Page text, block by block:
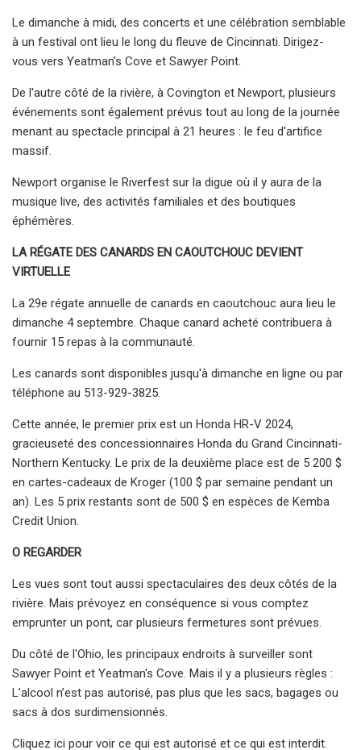
Le dimanche à midi, des concerts et une célébration semblable
à un festival ont lieu le long du fleuve de Cincinnati. Dirigez-
vous vers Yeatman's Cove et Sawyer Point.
De l'autre côté de la rivière, à Covington et Newport, plusieurs
événements sont également prévus tout au long de la journée
menant au spectacle principal à 21 heures : le feu d'artifice
massif.
Newport organise le Riverfest sur la digue où il y aura de la
musique live, des activités familiales et des boutiques
éphémères.
LA RÉGATE DES CANARDS EN CAOUTCHOUC DEVIENT
VIRTUELLE
La 29e régate annuelle de canards en caoutchouc aura lieu le
dimanche 4 septembre. Chaque canard acheté contribuera à
fournir 15 repas à la communauté.
Les canards sont disponibles jusqu'à dimanche en ligne ou par
téléphone au 513-929-3825.
Cette année, le premier prix est un Honda HR-V 2024,
gracieuseté des concessionnaires Honda du Grand Cincinnati-
Northern Kentucky. Le prix de la deuxième place est de 5 200 $
en cartes-cadeaux de Kroger (100 $ par semaine pendant un
an). Les 5 prix restants sont de 500 $ en espèces de Kemba
Credit Union.
O REGARDER
Les vues sont tout aussi spectaculaires des deux côtés de la
rivière. Mais prévoyez en conséquence si vous comptez
emprunter un pont, car plusieurs fermetures sont prévues.
Du côté de l'Ohio, les principaux endroits à surveiller sont
Sawyer Point et Yeatman's Cove. Mais il y a plusieurs règles :
L’alcool n’est pas autorisé, pas plus que les sacs, bagages ou
sacs à dos surdimensionnés.
Cliquez ici pour voir ce qui est autorisé et ce qui est interdit.